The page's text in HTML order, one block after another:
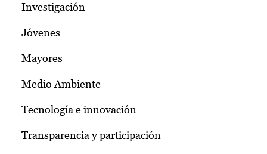
Investigación
Jóvenes
Mayores
Medio Ambiente
Tecnología e innovación
Transparencia y participación